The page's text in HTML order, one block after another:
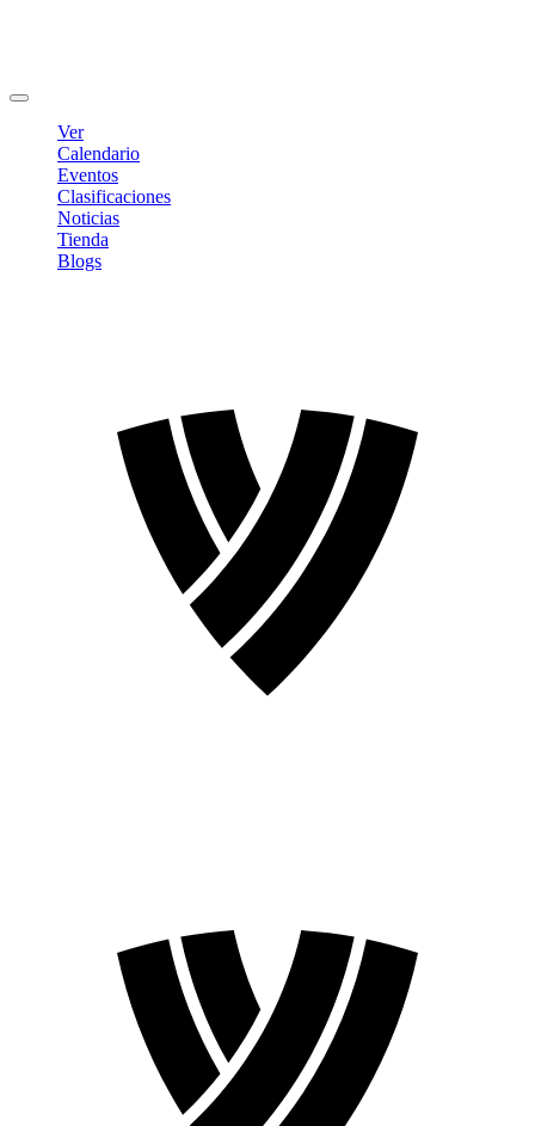
Ver
Calendario
Eventos
Clasificaciones
Noticias
Tienda
Blogs